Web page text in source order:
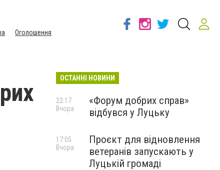
Оголошення
ОСТАННІ НОВИНИ
«Форум добрих справ»
відбувся у Луцьку
22:17
Вчора
Проєкт для відновлення
ветеранів запускають у
Луцькій громаді
17:05
Вчора